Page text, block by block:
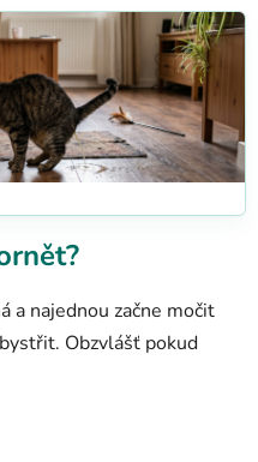
a najednou začne močit
Obzvlášť pokud